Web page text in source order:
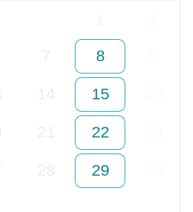
8
15
22
29